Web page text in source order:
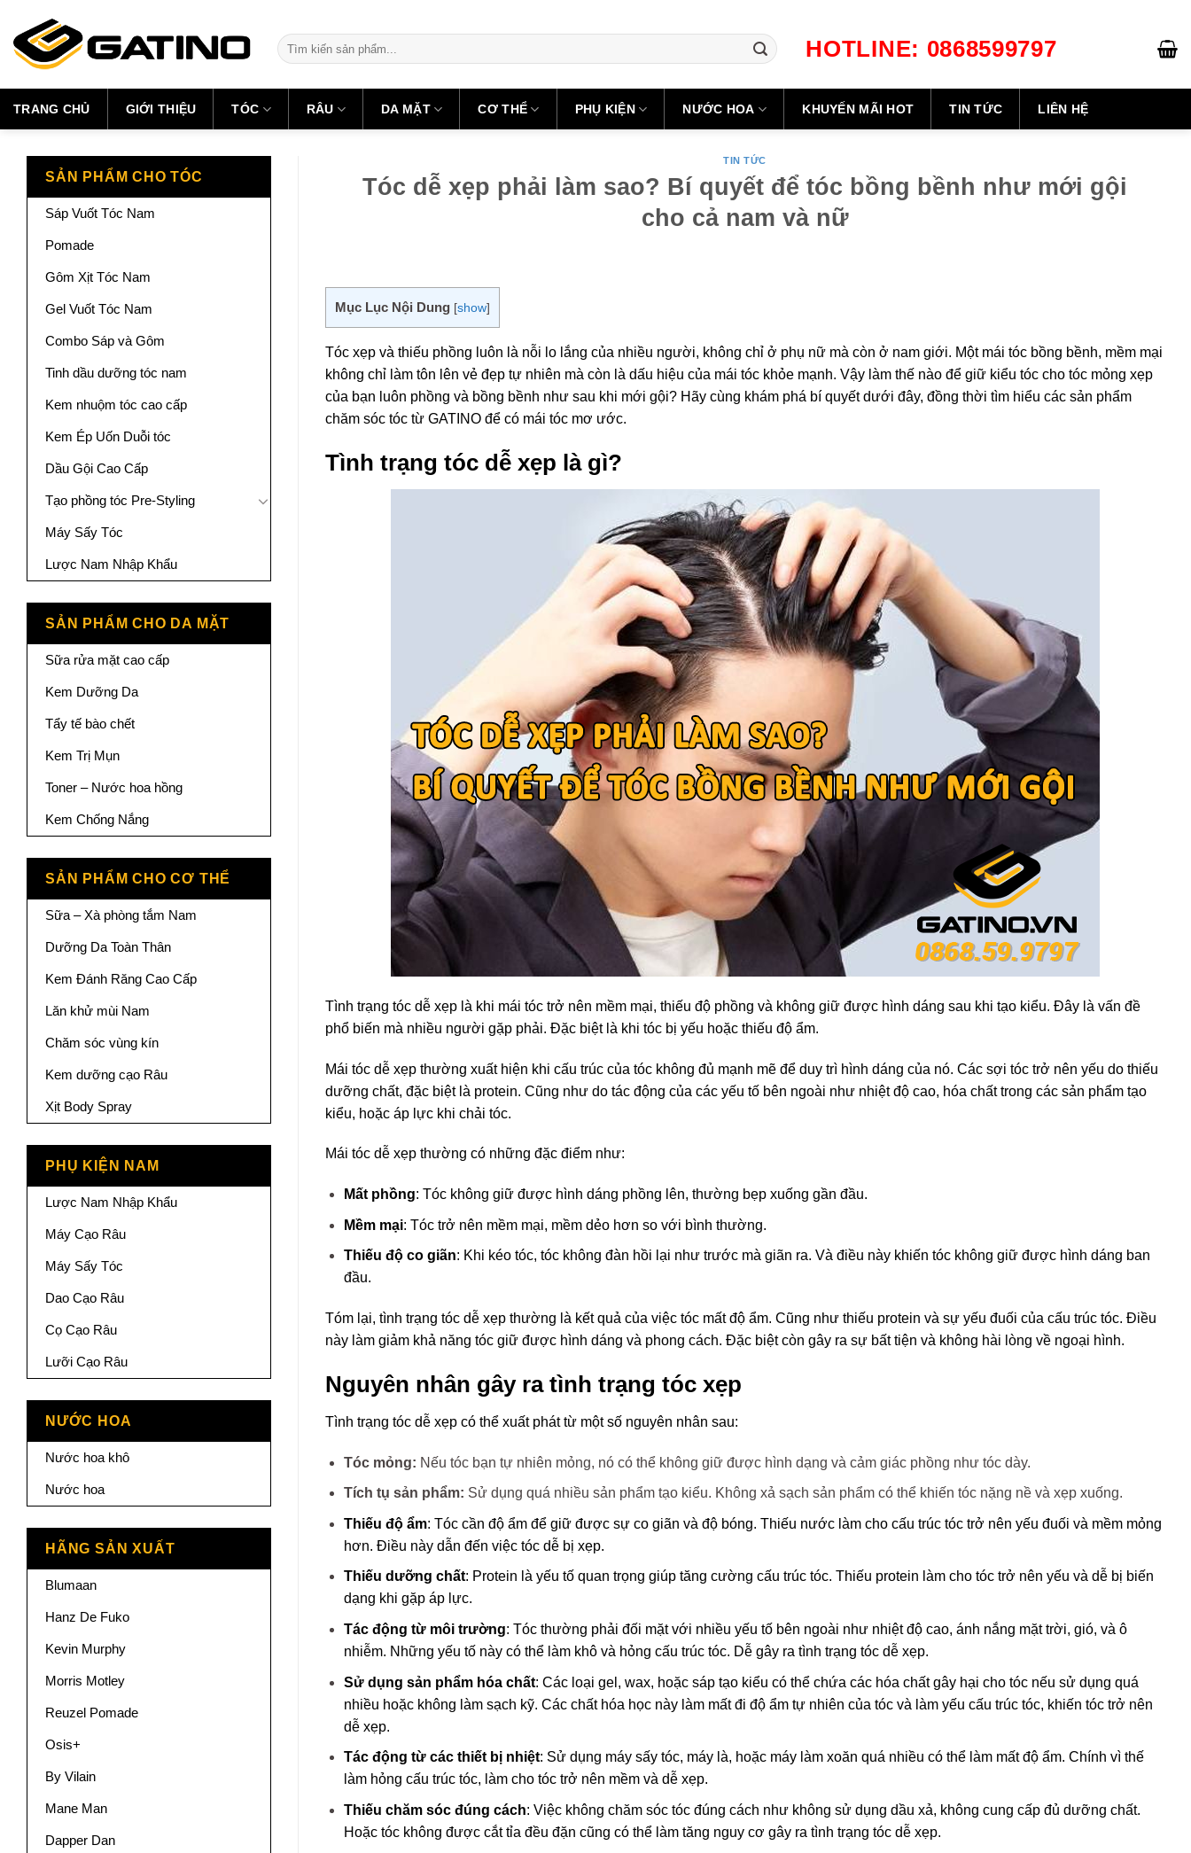
content
Tìm
kiếm:
HOTLINE: 0868599797
TRANG CHỦ GIỚI THIỆU TÓC RÂU DA MẶT CƠ THỂ PHỤ KIỆN NƯỚC HOA KHUYẾN MÃI HOT TIN TỨC LIÊN HỆ
SẢN PHẨM CHO TÓC
Sáp Vuốt Tóc Nam
Pomade
Gôm Xịt Tóc Nam
Gel Vuốt Tóc Nam
Combo Sáp và Gôm
Tinh dầu dưỡng tóc nam
Kem nhuộm tóc cao cấp
Kem Ép Uốn Duỗi tóc
Dầu Gội Cao Cấp
Tạo phồng tóc Pre-Styling
Máy Sấy Tóc
Lược Nam Nhập Khẩu
SẢN PHẨM CHO DA MẶT
Sữa rửa mặt cao cấp
Kem Dưỡng Da
Tẩy tế bào chết
Kem Trị Mụn
Toner – Nước hoa hồng
Kem Chống Nắng
SẢN PHẨM CHO CƠ THỂ
Sữa – Xà phòng tắm Nam
Dưỡng Da Toàn Thân
Kem Đánh Răng Cao Cấp
Lăn khử mùi Nam
Chăm sóc vùng kín
Kem dưỡng cạo Râu
Xịt Body Spray
PHỤ KIỆN NAM
Lược Nam Nhập Khẩu
Máy Cạo Râu
Máy Sấy Tóc
Dao Cạo Râu
Cọ Cạo Râu
Lưỡi Cạo Râu
NƯỚC HOA
Nước hoa khô
Nước hoa
HÃNG SẢN XUẤT
Blumaan
Hanz De Fuko
Kevin Murphy
Morris Motley
Reuzel Pomade
Osis+
By Vilain
Mane Man
Dapper Dan
TIN TỨC
Tóc dễ xẹp phải làm sao? Bí quyết để tóc bồng bềnh như mới gội
cho cả nam và nữ
Mục Lục Nội Dung [show]
Tóc xẹp và thiếu phồng luôn là nỗi lo lắng của nhiều người, không chỉ ở phụ nữ mà còn ở nam giới. Một mái tóc bồng bềnh, mềm mại
không chỉ làm tôn lên vẻ đẹp tự nhiên mà còn là dấu hiệu của mái tóc khỏe mạnh. Vậy làm thế nào để giữ kiểu tóc cho tóc mỏng xẹp
của bạn luôn phồng và bồng bềnh như sau khi mới gội? Hãy cùng khám phá bí quyết dưới đây, đồng thời tìm hiểu các sản phẩm
chăm sóc tóc từ GATINO để có mái tóc mơ ước.
Tình trạng tóc dễ xẹp là gì?
Tình trạng tóc dễ xẹp là khi mái tóc trở nên mềm mại, thiếu độ phồng và không giữ được hình dáng sau khi tạo kiểu. Đây là vấn đề
phổ biến mà nhiều người gặp phải. Đặc biệt là khi tóc bị yếu hoặc thiếu độ ẩm.
Mái tóc dễ xẹp thường xuất hiện khi cấu trúc của tóc không đủ mạnh mẽ để duy trì hình dáng của nó. Các sợi tóc trở nên yếu do thiếu
dưỡng chất, đặc biệt là protein. Cũng như do tác động của các yếu tố bên ngoài như nhiệt độ cao, hóa chất trong các sản phẩm tạo
kiểu, hoặc áp lực khi chải tóc.
Mái tóc dễ xẹp thường có những đặc điểm như:
Mất phồng: Tóc không giữ được hình dáng phồng lên, thường bẹp xuống gần đầu.
Mềm mại: Tóc trở nên mềm mại, mềm dẻo hơn so với bình thường.
Thiếu độ co giãn: Khi kéo tóc, tóc không đàn hồi lại như trước mà giãn ra. Và điều này khiến tóc không giữ được hình dáng ban
đầu.
Tóm lại, tình trạng tóc dễ xẹp thường là kết quả của việc tóc mất độ ẩm. Cũng như thiếu protein và sự yếu đuối của cấu trúc tóc. Điều
này làm giảm khả năng tóc giữ được hình dáng và phong cách. Đặc biệt còn gây ra sự bất tiện và không hài lòng về ngoại hình.
Nguyên nhân gây ra tình trạng tóc xẹp
Tình trạng tóc dễ xẹp có thể xuất phát từ một số nguyên nhân sau:
Tóc mỏng: Nếu tóc bạn tự nhiên mỏng, nó có thể không giữ được hình dạng và cảm giác phồng như tóc dày.
Tích tụ sản phẩm: Sử dụng quá nhiều sản phẩm tạo kiểu. Không xả sạch sản phẩm có thể khiến tóc nặng nề và xẹp xuống.
Thiếu độ ẩm: Tóc cần độ ẩm để giữ được sự co giãn và độ bóng. Thiếu nước làm cho cấu trúc tóc trở nên yếu đuối và mềm mỏng
hơn. Điều này dẫn đến việc tóc dễ bị xẹp.
Thiếu dưỡng chất: Protein là yếu tố quan trọng giúp tăng cường cấu trúc tóc. Thiếu protein làm cho tóc trở nên yếu và dễ bị biến
dạng khi gặp áp lực.
Tác động từ môi trường: Tóc thường phải đối mặt với nhiều yếu tố bên ngoài như nhiệt độ cao, ánh nắng mặt trời, gió, và ô
nhiễm. Những yếu tố này có thể làm khô và hỏng cấu trúc tóc. Dễ gây ra tình trạng tóc dễ xẹp.
Sử dụng sản phẩm hóa chất: Các loại gel, wax, hoặc sáp tạo kiểu có thể chứa các hóa chất gây hại cho tóc nếu sử dụng quá
nhiều hoặc không làm sạch kỹ. Các chất hóa học này làm mất đi độ ẩm tự nhiên của tóc và làm yếu cấu trúc tóc, khiến tóc trở nên
dễ xẹp.
Tác động từ các thiết bị nhiệt: Sử dụng máy sấy tóc, máy là, hoặc máy làm xoăn quá nhiều có thể làm mất độ ẩm. Chính vì thế
làm hỏng cấu trúc tóc, làm cho tóc trở nên mềm và dễ xẹp.
Thiếu chăm sóc đúng cách: Việc không chăm sóc tóc đúng cách như không sử dụng dầu xả, không cung cấp đủ dưỡng chất.
Hoặc tóc không được cắt tỉa đều đặn cũng có thể làm tăng nguy cơ gây ra tình trạng tóc dễ xẹp.